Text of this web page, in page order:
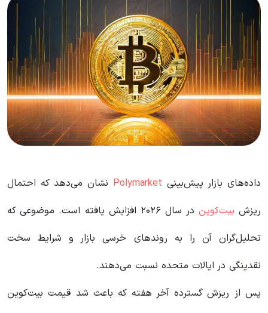
داده‌های بازار پیش‌بینی Polymarket نشان می‌دهد که احتمال
ریزش بیت‌کوین
در سال ۲۰۲۶ افزایش یافته است. موضوعی که
تحلیل‌گران آن را به روندهای خرسی بازار و شرایط سخت
نقدینگی در ایالات متحده نسبت می‌دهند.
پس از ریزش گسترده آخر هفته که باعث شد قیمت بیت‌کوین